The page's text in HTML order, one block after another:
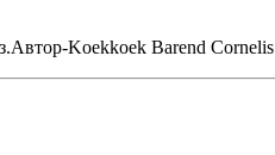
Koekkoek Barend Cornelis